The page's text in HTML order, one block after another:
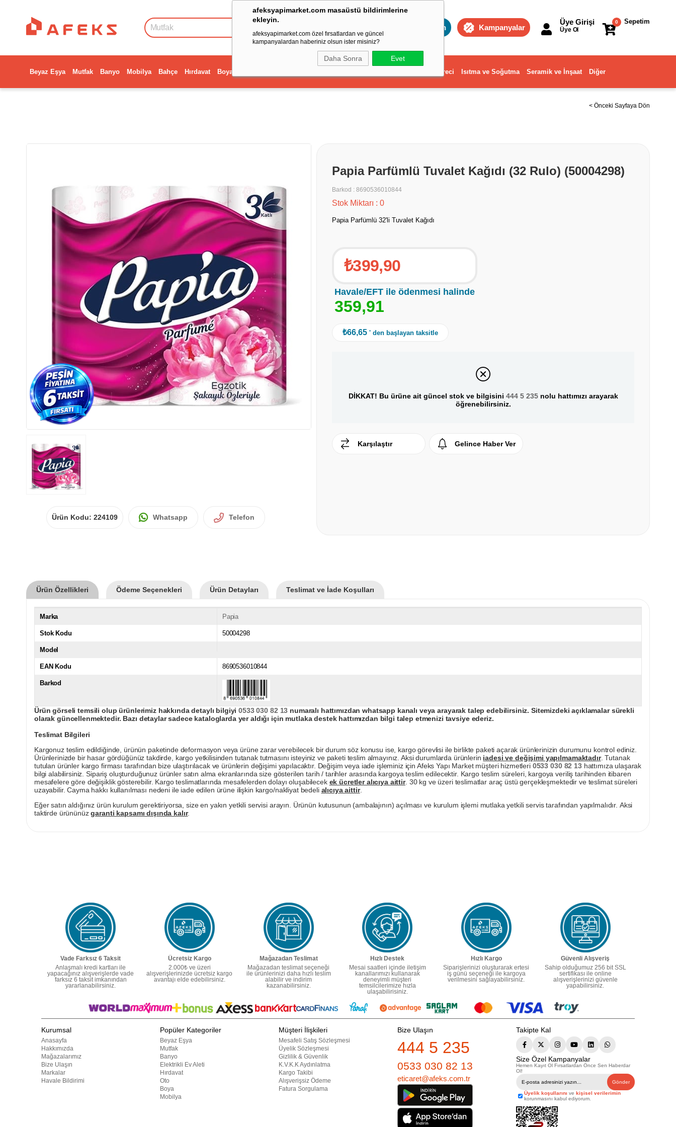
afeksyapimarket.com masaüstü bildirimlerine
ekleyin.
afeksyapimarket.com özel fırsatlardan ve güncel
kampanyalardan haberiniz olsun ister misiniz?
Daha Sonra Evet
Toptan Kampanyalar
Sepetim
0
Üye Girişi
Üye Ol
Beyaz Eşya Mutfak Banyo Mobilya Bahçe Hırdavat Boya Dekorasyon ve Ev Gereci Isıtma ve Soğutma Seramik ve İnşaat Diğer
< Önceki Sayfaya Dön
Ürün Kodu: 224109 Whatsapp Telefon
Papia Parfümlü Tuvalet Kağıdı (32 Rulo) (50004298)
Barkod : 8690536010844
Stok Miktarı : 0
Papia Parfümlü 32'li Tuvalet Kağıdı
₺399,90
Havale/EFT ile ödenmesi halinde
359,91
₺66,65 ' den başlayan taksitle
DİKKAT! Bu ürüne ait güncel stok ve bilgisini 444 5 235nolu hattımızı arayarak
öğrenebilirsiniz.
Karşılaştır Gelince Haber Ver
Ürün Özellikleri Ödeme Seçenekleri Ürün Detayları Teslimat ve İade Koşulları
Marka Papia
Stok Kodu 50004298
Model
EAN Kodu 8690536010844
Barkod
Ürün görseli temsili olup ürünlerimiz hakkında detaylı bilgiyi0533 030 82 13 numaralı hattımızdan whatsapp kanalı veya arayarak talep edebilirsiniz. Sitemizdeki açıklamalar sürekli
olarak güncellenmektedir. Bazı detaylar sadece kataloglarda yer aldığı için mutlaka destek hattımızdan bilgi talep etmenizi tavsiye ederiz.
Teslimat Bilgileri
Kargonuz teslim edildiğinde, ürünün paketinde deformasyon veya ürüne zarar verebilecek bir durum söz konusu ise, kargo görevlisi ile birlikte paketi açarak ürünlerinizin durumunu kontrol ediniz.
Ürünlerinizde bir hasar gördüğünüz takdirde, kargo yetkilisinden tutanak tutmasını isteyiniz ve paketi teslim almayınız. Aksi durumlarda ürünlerin iadesi ve değişimi yapılmamaktadır. Tutanak
tutulan ürünler kargo firması tarafından bize ulaştırılacak ve ürünlerin değişimi yapılacaktır. Değişim veya iade işleminiz için Afeks Yapı Market müşteri hizmetleri 0533 030 82 13hattımıza ulaşarak
bilgi alabilirsiniz. Sipariş oluşturduğunuz ürünler satın alma ekranlarında size gösterilen tarih / tarihler arasında kargoya teslim edilecektir. Kargo teslim süreleri, kargoya veriliş tarihinden itibaren
mesafelere göre değişiklik gösterebilir. Kargo teslimatlarında mesafelerden dolayı oluşabilecek ek ücretler alıcıya aittir. 30 kg ve üzeri teslimatlar araç üstü gerçekleşmektedir ve teslimat süreleri
uzayabilir. Cayma hakkı kullanılması nedeni ile iade edilen ürüne ilişkin kargo/nakliyat bedeli alıcıya aittir.
Eğer satın aldığınız ürün kurulum gerektiriyorsa, size en yakın yetkili servisi arayın. Ürünün kutusunun (ambalajının) açılması ve kurulum işlemi mutlaka yetkili servis tarafından yapılmalıdır. Aksi
taktirde ürününüzgaranti kapsamı dışında kalır.
Vade Farksız 6 Taksit
Anlaşmalı kredi kartları ile
yapacağınız alışverişlerde vade
farksız 6 taksit imkanından
yararlanabilirsiniz.
Ücretsiz Kargo
2.000₺ ve üzeri
alışverişlerinizde ücretsiz kargo
avantajı elde edebilirsiniz.
Mağazadan Teslimat
Mağazadan teslimat seçeneği
ile ürünlerinizi daha hızlı teslim
alabilir ve indirim
kazanabilirsiniz.
Hızlı Destek
Mesai saatleri içinde iletişim
kanallarımızı kullanarak
deneyimli müşteri
temsilcilerimize hızla
ulaşabilirisiniz.
Hızlı Kargo
Siparişlerinizi oluşturarak ertesi
iş günü seçeneği ile kargoya
verilmesini sağlayabilirsiniz.
Güvenli Alışveriş
Sahip olduğumuz 256 bit SSL
sertifikası ile online
alışverişlerinizi güvenle
yapabilirsiniz.
Kurumsal
Anasayfa
Hakkımızda
Mağazalarımız
Bize Ulaşın
Markalar
Havale Bildirimi
Popüler Kategoriler
Beyaz Eşya
Mutfak
Banyo
Elektrikli Ev Aleti
Hırdavat
Oto
Boya
Mobilya
Müşteri İlişkileri
Mesafeli Satış Sözleşmesi
Üyelik Sözleşmesi
Gizlilik & Güvenlik
K.V.K.K Aydınlatma
Kargo Takibi
Alışverişsiz Ödeme
Fatura Sorgulama
Bize Ulaşın
444 5 235
0533 030 82 13
eticaret@afeks.com.tr
Takipte Kal
Size Özel Kampanyalar
Hemen Kayıt Ol Fırsatlardan Önce Sen Haberdar
Ol!
Gönder
Üyelik koşullarını ve kişisel verilerimin
korunmasını kabul ediyorum.